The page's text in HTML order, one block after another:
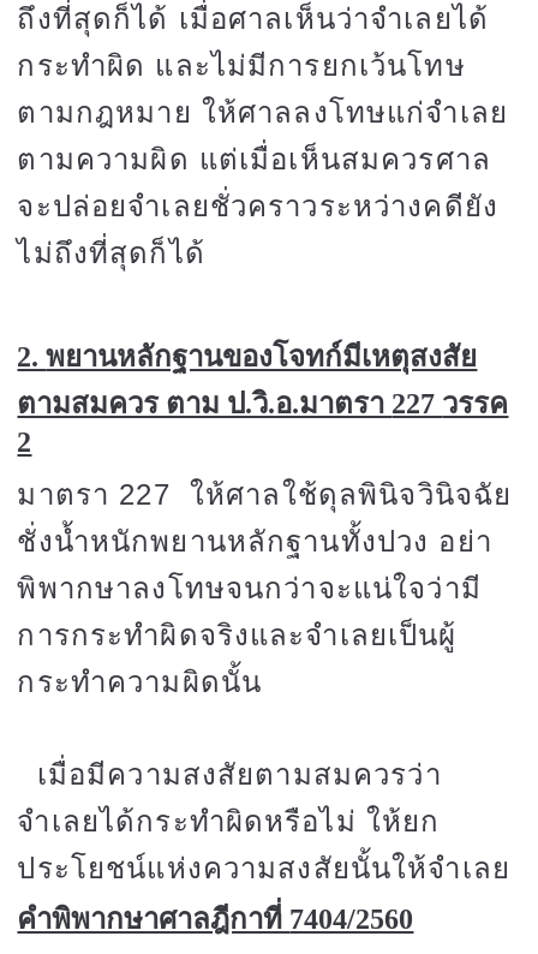
ถึงที่สุดก็ได้ เมื่อศาลเห็นว่าจำเลยได้
กระทำผิด และไม่มีการยกเว้นโทษ
ตามกฎหมาย ให้ศาลลงโทษแก่จำเลย
ตามความผิด แต่เมื่อเห็นสมควรศาล
จะปล่อยจำเลยชั่วคราวระหว่างคดียัง
ไม่ถึงที่สุดก็ได้
2.พยานหลักฐานของโจทก์มีเหตุสงสัย
ตามสมควร ตาม ป.วิ.อ.มาตรา 227 วรรค
2
มาตรา 227 ให้ศาลใช้ดุลพินิจวินิจฉัย
ชั่งน้ำหนักพยานหลักฐานทั้งปวง อย่า
พิพากษาลงโทษจนกว่าจะแน่ใจว่ามี
การกระทำผิดจริงและจำเลยเป็นผู้
กระทำความผิดนั้น
เมื่อมีความสงสัยตามสมควรว่า
จำเลยได้กระทำผิดหรือไม่ ให้ยก
ประโยชน์แห่งความสงสัยนั้นให้จำเลย
คำพิพากษาศาลฎีกาที่ 7404/2560